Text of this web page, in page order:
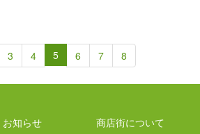
3 4 5 6 7 8
お知らせ
商店街について